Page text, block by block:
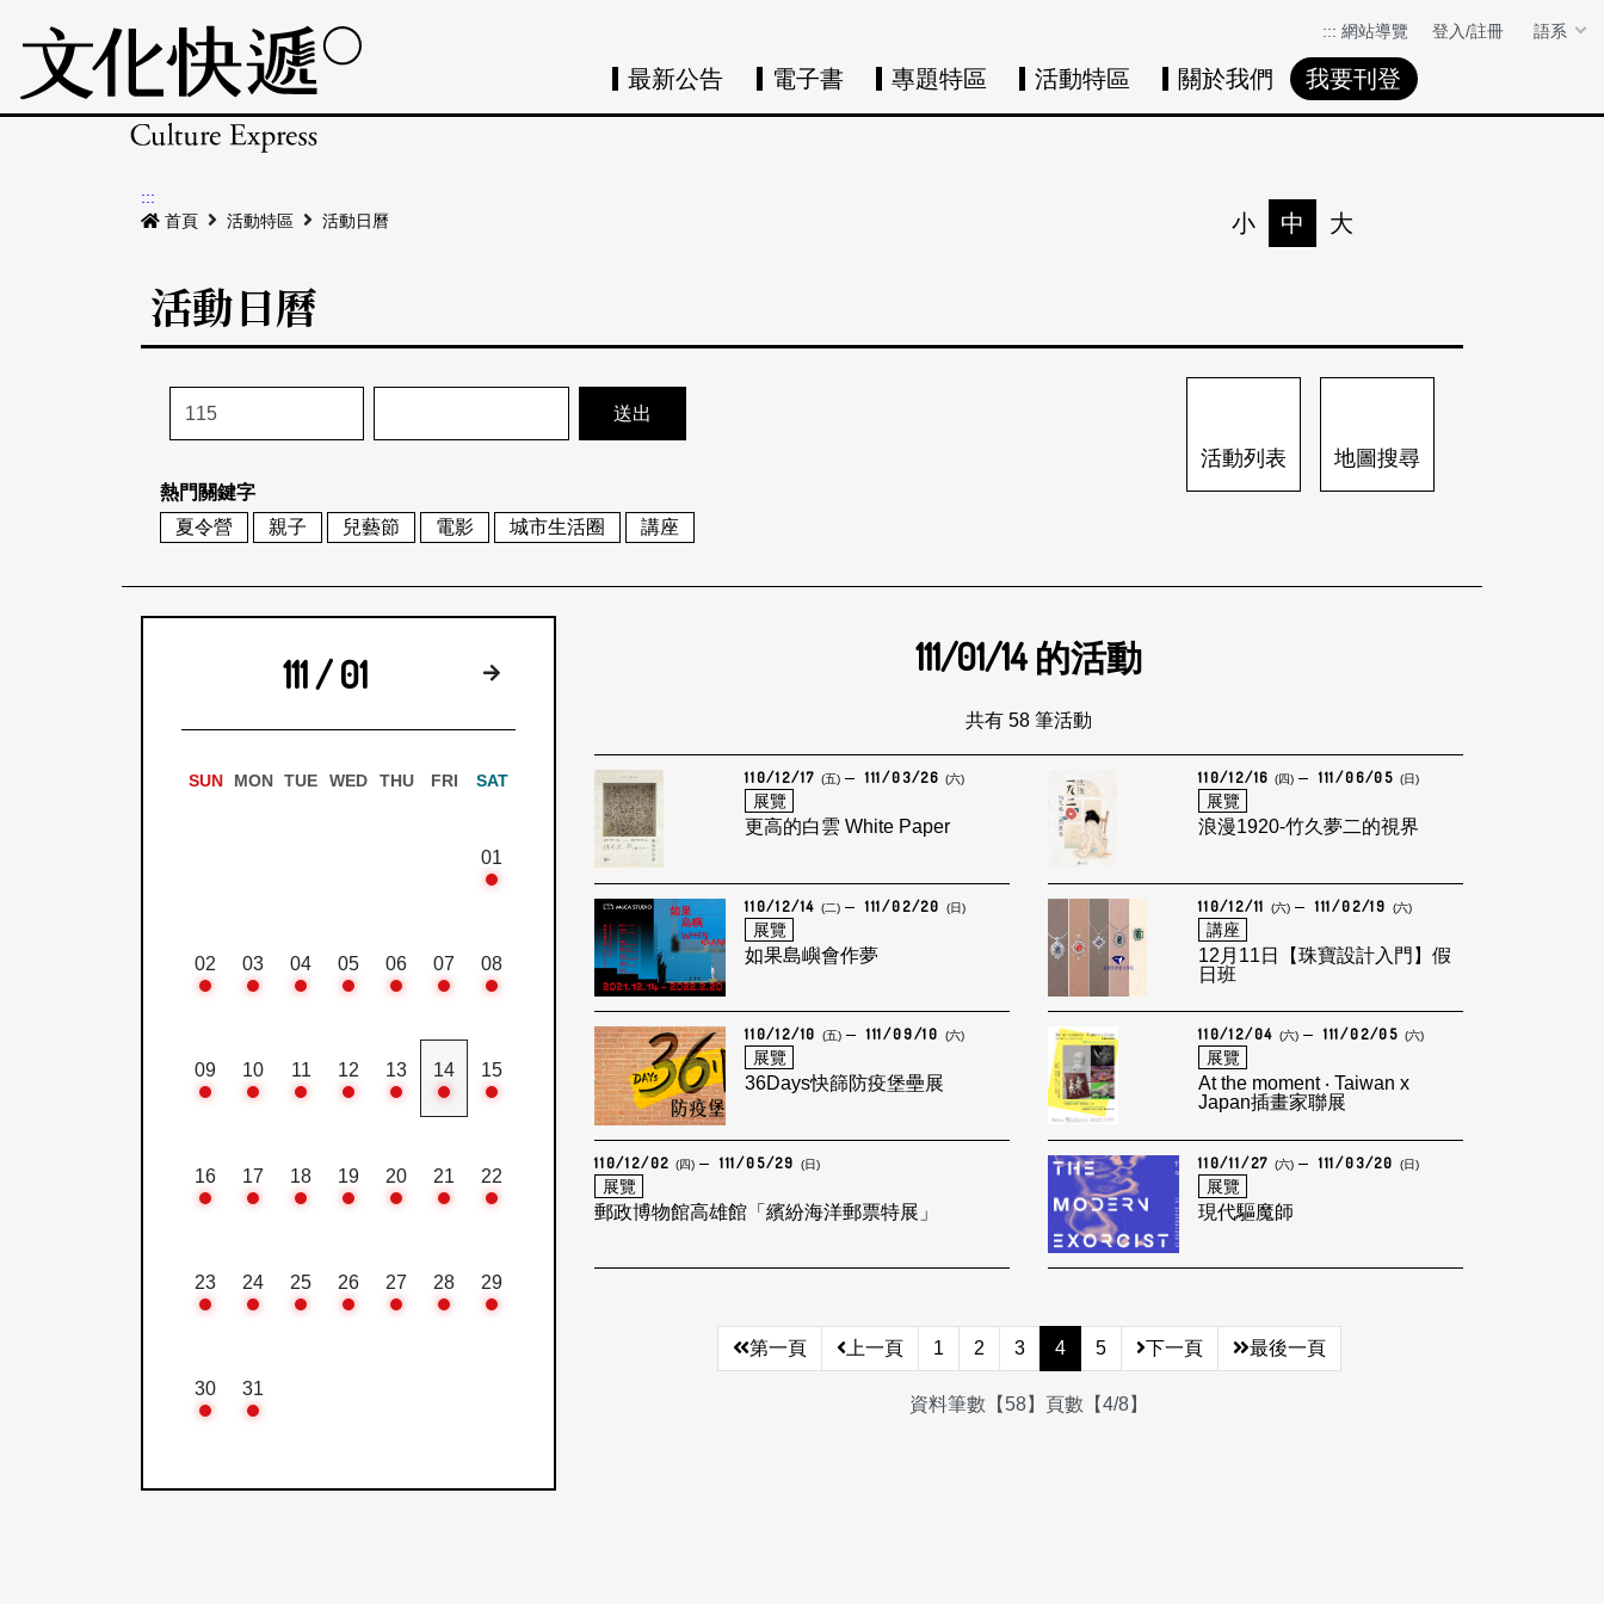
::: 網站導覽 登入/註冊 語系
最新公告 電子書 專題特區 活動特區 關於我們 我要刊登
:::
首頁
活動特區 活動日曆 小 中 大
活動日曆
熱門關鍵字
夏令營
親子 兒藝節 電影 城市生活圈 講座
活動列表 地圖搜尋
111 / 01 下個月
SUN MON TUE WED THU FRI SAT
01
02 03 04 05 06 07 08
09 10 11 12 13 14 15
16 17 18 19 20 21 22
23 24 25 26 27 28 29
30 31
111/01/14的活動
共有 58 筆活動
110/12/17 (五) 111/03/26 (六)
展覽
更高的白雲 White Paper
110/12/16 (四) 111/06/05 (日)
展覽
浪漫1920-竹久夢二的視界
110/12/14 (二) 111/02/20 (日)
展覽
如果島嶼會作夢
110/12/11 (六) 111/02/19 (六)
講座
12月11日【珠寶設計入門】假
日班
110/12/10 (五) 111/09/10 (六)
展覽
36Days快篩防疫堡壘展
110/12/04 (六) 111/02/05 (六)
展覽
At the moment ‧ Taiwan x
Japan插畫家聯展
110/12/02 (四) 111/05/29 (日)
展覽
郵政博物館高雄館「繽紛海洋郵票特展」
110/11/27 (六) 111/03/20 (日)
展覽
現代驅魔師
第一頁 上一頁 1 2 3 4 5 下一頁 最後一頁
資料筆數【58】頁數【4/8】